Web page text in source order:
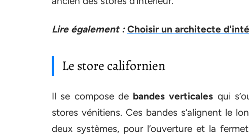
Lire également : Choisir un architecte
Le store californien
Il se compose de bandes verticales qui
stores vénitiens. Ces bandes s’alignent le
deux systèmes, pour l’ouverture et la